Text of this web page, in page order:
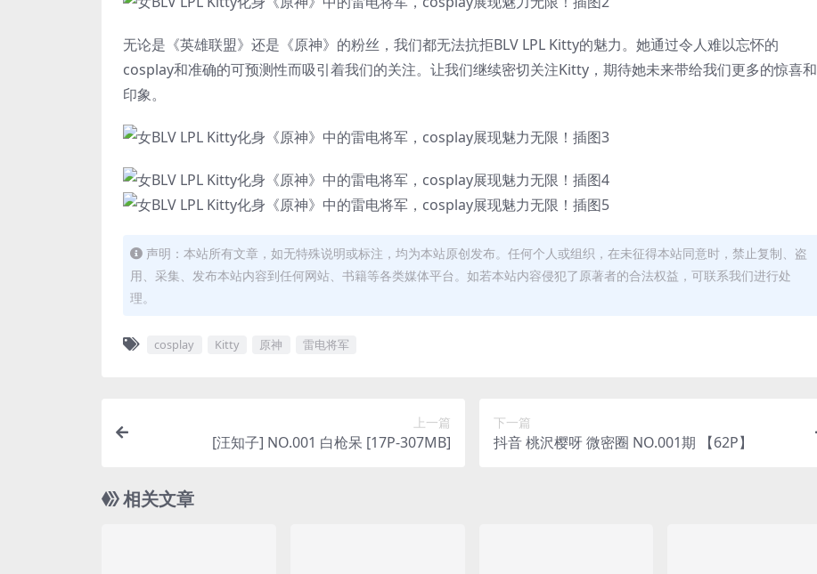
无论是《英雄联盟》还是《原神》的粉丝，我们都无法抗拒BLV LPL Kitty的魅力。她通过令人难以忘怀的
cosplay和准确的可预测性而吸引着我们的关注。让我们继续密切关注Kitty，期待她未来带给我们更多的惊喜和
印象。
声明：本站所有文章，如无特殊说明或标注，均为本站原创发布。任何个人或组织，在未征得本站同意时，禁止复制、盗
用、采集、发布本站内容到任何网站、书籍等各类媒体平台。如若本站内容侵犯了原著者的合法权益，可联系我们进行处
理。
cosplay Kitty 原神 雷电将军
上一篇
[汪知子] NO.001 白枪呆 [17P-307MB]
下一篇
抖音 桃沢樱呀 微密圈 NO.001期 【62P】
相关文章